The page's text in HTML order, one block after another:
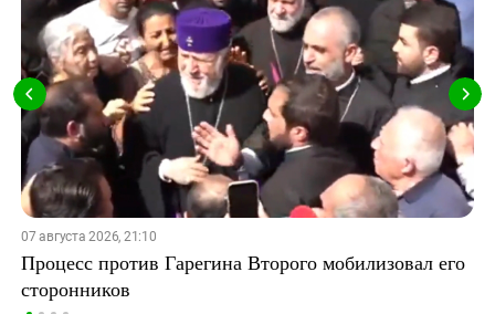
07 августа 2026, 21:10
Процесс против Гарегина Второго мобилизовал его
сторонников